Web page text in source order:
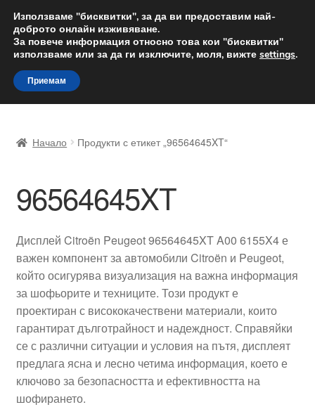
ДОСТАВКА от 12 лв.
Доставка по целия свят
Skip
to
navigation
Skip
to
content
Доставка по целия свят
Жалби
Количка
Контакт
Моята сметка
Плащанията
Начало Продукти с етикет „96564645XT“
96564645XT
Дисплей Citroën Peugeot 96564645XT A00 6155X4 е
важен компонент за автомобили Citroën и Peugeot,
който осигурява визуализация на важна информация
за шофьорите и техниците. Този продукт е
проектиран с висококачествени материали, които
гарантират дълготрайност и надеждност. Справяйки
се с различни ситуации и условия на пътя, дисплеят
предлага ясна и лесно четима информация, което е
ключово за безопасността и ефективността на
шофирането.
Използваме "бисквитки", за да ви предоставим най-
доброто онлайн изживяване.
За повече информация относно това кои "бисквитки"
използваме или за да ги изключите, моля, вижте settings.
Приемам